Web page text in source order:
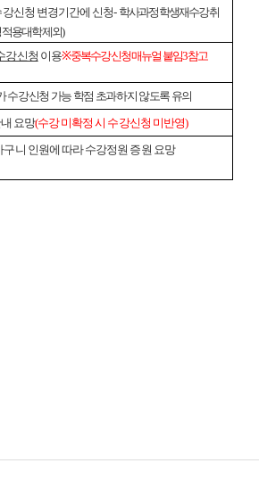
강신청 변경기간에 신청- 학사과정 학생 재수강 취
용 대학 제외)
강신청 이용※ 중복수강신청 매뉴얼 붙임3 참고
수강신청 가능 학점 초과하지 않도록 유의
요망(수강 미확정 시 수강신청 미반영)
니 인원에 따라 수강정원 증원 요망